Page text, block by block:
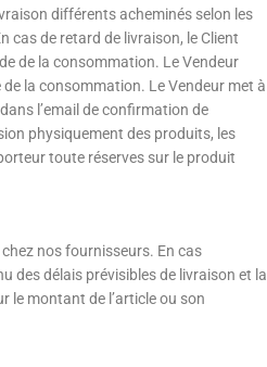
différents acheminés selon les
cas de retard de livraison, le Client
de la consommation. Le Vendeur
la consommation. Le Vendeur met à
l’email de confirmation de
physiquement des produits, les
toute réserves sur le produit
nos fournisseurs. En cas
des délais prévisibles de livraison et la
le montant de l’article ou son